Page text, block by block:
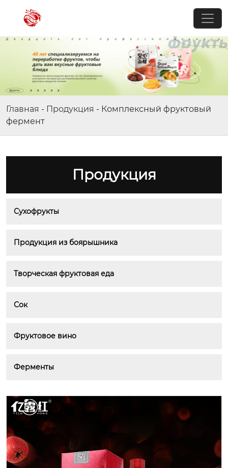
Главная - Продукция - Комплексный фруктовый
фермент
Продукция
Сухофрукты
Продукция из боярышника
Творческая фруктовая еда
Сок
Фруктовое вино
Ферменты